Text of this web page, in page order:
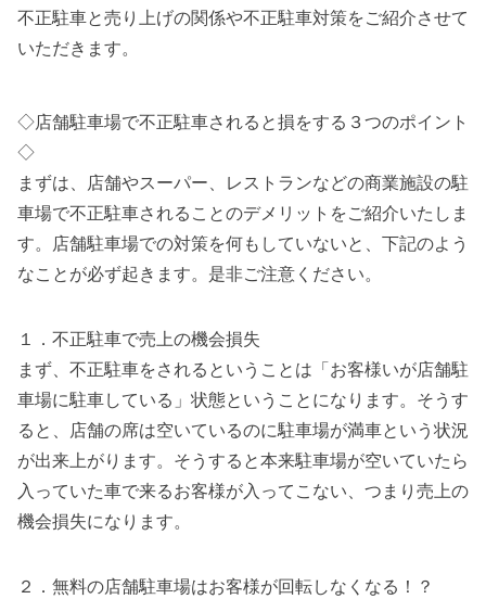
不正駐車と売り上げの関係や不正駐車対策をご紹介させて
いただきます。
◇店舗駐車場で不正駐車されると損をする３つのポイント
◇
まずは、店舗やスーパー、レストランなどの商業施設の駐
車場で不正駐車されることのデメリットをご紹介いたしま
す。店舗駐車場での対策を何もしていないと、下記のよう
なことが必ず起きます。是非ご注意ください。
１．不正駐車で売上の機会損失
まず、不正駐車をされるということは「お客様いが店舗駐
車場に駐車している」状態ということになります。そうす
ると、店舗の席は空いているのに駐車場が満車という状況
が出来上がります。そうすると本来駐車場が空いていたら
入っていた車で来るお客様が入ってこない、つまり売上の
機会損失になります。
２．無料の店舗駐車場はお客様が回転しなくなる！？